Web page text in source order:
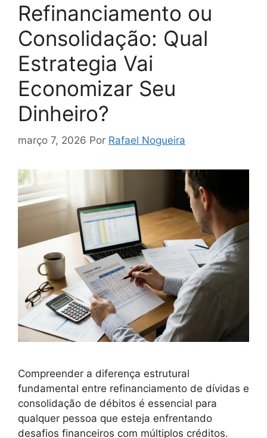
Refinanciamento ou
Consolidação: Qual
Estrategia Vai
Economizar Seu
Dinheiro?
março 7, 2026 Por Rafael Nogueira
Compreender a diferença estrutural
fundamental entre refinanciamento de dívidas e
consolidação de débitos é essencial para
qualquer pessoa que esteja enfrentando
desafios financeiros com múltiplos créditos.